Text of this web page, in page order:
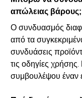
απώλειας βάρους;
Ο συνδυασμός
από τα
συνδυάσεις
τις οδηγίες
συμβουλέψου έναν